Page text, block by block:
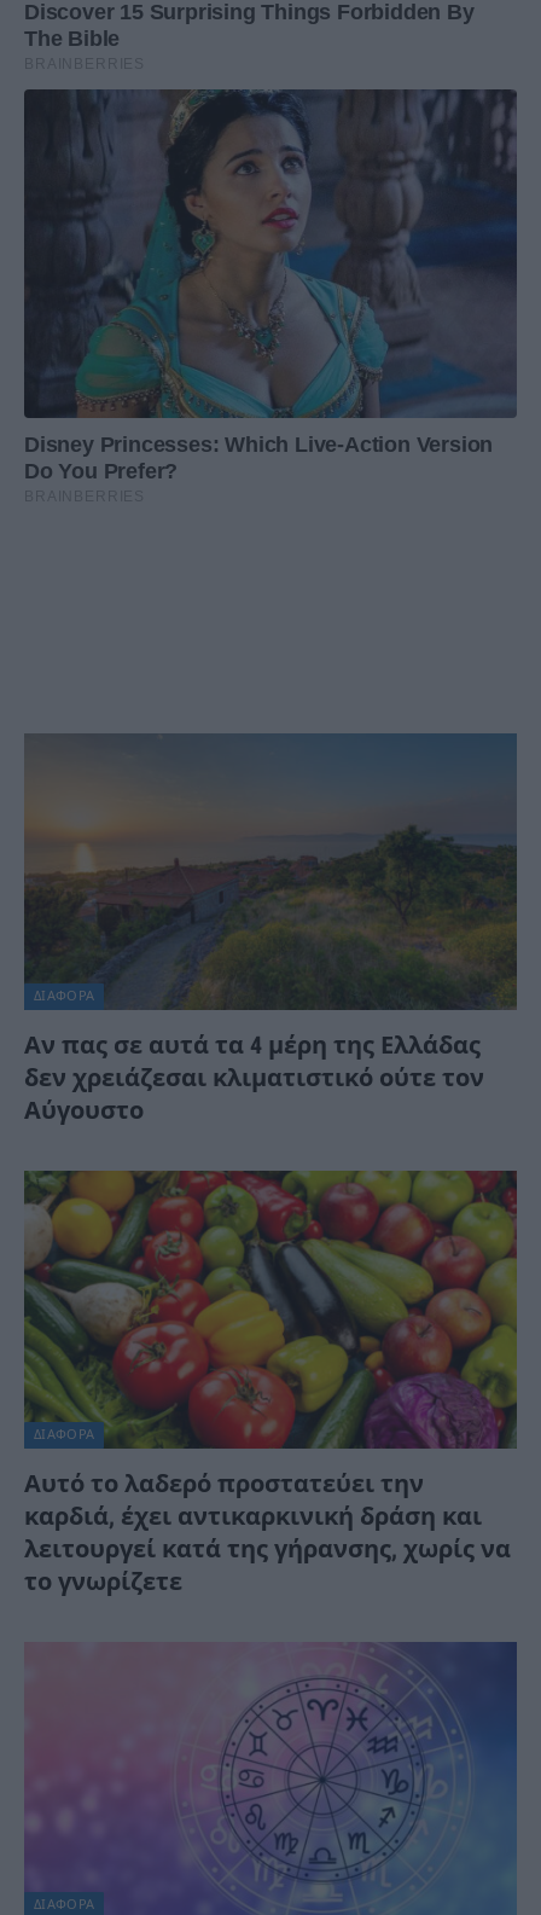
ΔΙΆΦΟΡΑ
Αν πας σε αυτά τα 4 μέρη της Ελλάδας
δεν χρειάζεσαι κλιματιστικό ούτε τον
Αύγουστο
ΔΙΆΦΟΡΑ
Αυτό το λαδερό προστατεύει την
καρδιά, έχει αντικαρκινική δράση και
λειτουργεί κατά της γήρανσης, χωρίς να
το γνωρίζετε
ΔΙΆΦΟΡΑ